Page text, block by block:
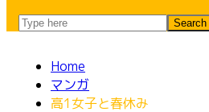
Home
マンガ
高1女子と春休み